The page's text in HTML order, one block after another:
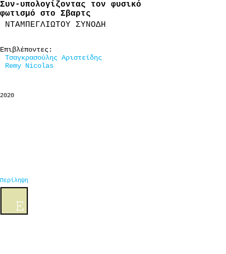
Συν-υπολογίζοντας τον φυσικό
φωτισμό στο Σβαρτς
ΝΤΑΜΠΕΓΛΙΩΤΟΥ ΣΥΝΟΔΗ
Επιβλέποντες:
Τσαγκρασούλης Aριστείδης
Remy Nicolas
2020
Περίληψη